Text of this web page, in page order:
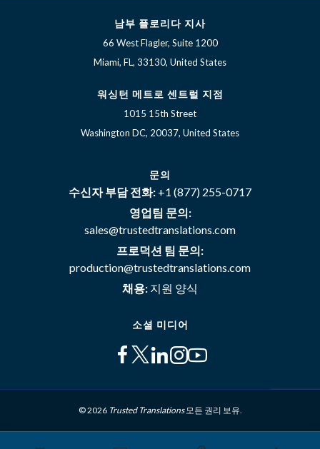
남부 플로리다 지사
66 West Flagler, Suite 1200
Miami, FL, 33130, United States
워싱턴 메트로 센트럴 지점
1015 15th Street
Washington DC, 20037, United States
문의
수신자 부담 전화: +1 (877) 255-0717
영업팀 문의:
sales@trustedtranslations.com
프로덕션 팀 문의:
production@trustedtranslations.com
채용: 지원 양식
소셜 미디어
© 2026 Trusted Translations모든 권리 보유.